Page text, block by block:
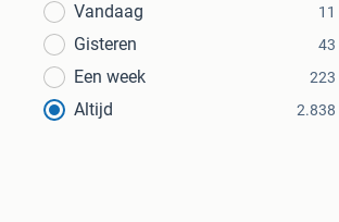
Vandaag
11
Gisteren 43
Een week 223
Altijd 2.838